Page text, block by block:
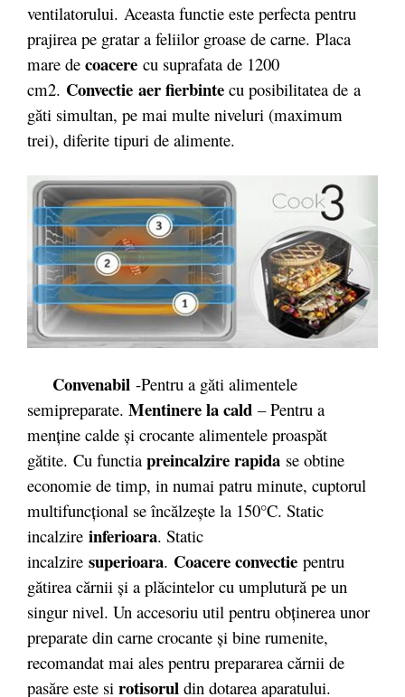
ventilatorului. Aceasta functie este perfecta pentru
prajirea pe gratar a feliilor groase de carne. Placa
mare de coacere cu suprafata de 1200
cm2. Convectie aer fierbinte cu posibilitatea de a
găti simultan, pe mai multe niveluri (maximum
trei), diferite tipuri de alimente.
Convenabil -Pentru a găti alimentele
semipreparate. Mentinere la cald – Pentru a
menţine calde şi crocante alimentele proaspăt
gătite. Cu functia preincalzire rapida se obtine
economie de timp, in numai patru minute, cuptorul
multifuncţional se încălzeşte la 150°C. Static
incalzire inferioara. Static
incalzire superioara. Coacere convectie pentru
gătirea cărnii şi a plăcintelor cu umplutură pe un
singur nivel. Un accesoriu util pentru obţinerea unor
preparate din carne crocante şi bine rumenite,
recomandat mai ales pentru prepararea cărnii de
pasăre este si rotisorul din dotarea aparatului.